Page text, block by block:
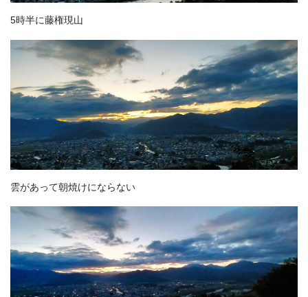
5時半に藤権現山
雲があって朝焼けにならない